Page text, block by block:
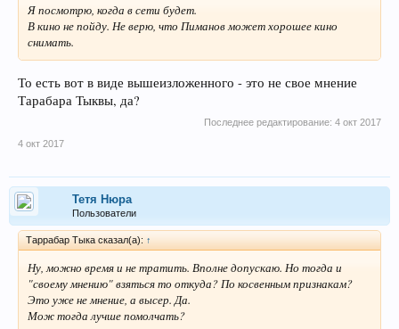
Я посмотрю, когда в сети будет.
В кино не пойду. Не верю, что Пиманов может хорошее кино
снимать.
То есть вот в виде вышеизложенного - это не свое мнение
Тарабара Тыквы, да?
Последнее редактирование: 4 окт 2017
4 окт 2017
Тетя Нюра
Пользователи
Таррабар Тыка сказал(а): ↑
Ну, можно время и не тратить. Вполне допускаю. Но тогда и
"своему мнению" взяться то откуда? По косвенным признакам?
Это уже не мнение, а высер. Да.
Мож тогда лучше помолчать?